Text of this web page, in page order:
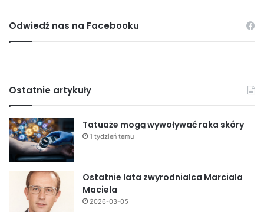
Odwiedź nas na Facebooku
Ostatnie artykuły
Tatuaże mogą wywoływać raka skóry
1 tydzień temu
Ostatnie lata zwyrodnialca Marciala
Maciela
2026-03-05